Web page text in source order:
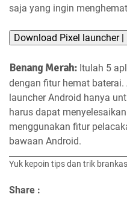
saja yang ingin
Download Pixel launcher |
Benang Merah: Itulah 5
dengan fitur hemat
launcher Android hanya
harus dapat
menggunakan fitur
bawaan Android.
Yuk kepoin tips dan trik
Share :